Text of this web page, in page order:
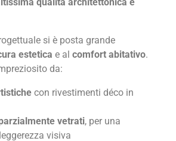
si è posta grande
estetica e al comfort abitativo.
da:
con rivestimenti déco in
vetrati, per una
visiva